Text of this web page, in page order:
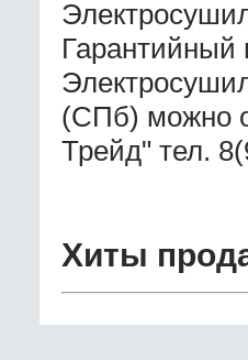
Гарантийный
(СПб) можно
Трейд" тел.
Хиты